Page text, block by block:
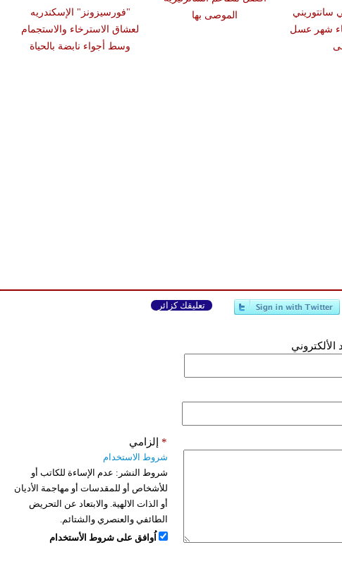
"فورسيزونز" الإسكندريه
لعشاق الاسترخاء والاستجمام
وسط أجواء نابضة بالحياة
الموصى بها
سانتوريني
شهر عسل
تعليقك كزائر
الألكتروني
إلزامي *
شروط الاستخدام
شروط النشر: عدم الإساءة للكاتب أو
للأشخاص أو للمقدسات أو مهاجمة الأديان
أو الذات الالهية. والابتعاد عن التحريض
الطائفي والعنصري والشتائم.
اُوافق على شروط الأستخدام